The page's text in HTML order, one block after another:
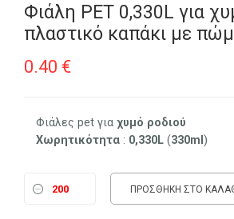
Φιάλη PET 0,330L για
πλαστικό καπάκι με
0.40 €
Φιάλες pet γιαχυμό ροδιού
Χωρητικότητα : 0,330L(330ml)
ΠΡΟΣΘΉΚΗ ΣΤΟ